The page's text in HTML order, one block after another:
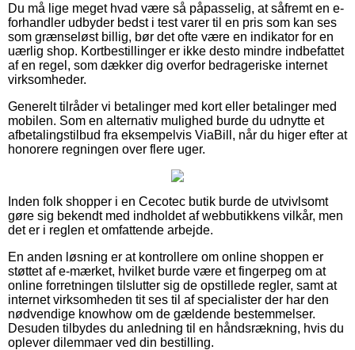
Du må lige meget hvad være så påpasselig, at såfremt en e-
forhandler udbyder bedst i test varer til en pris som kan ses
som grænseløst billig, bør det ofte være en indikator for en
uærlig shop. Kortbestillinger er ikke desto mindre indbefattet
af en regel, som dækker dig overfor bedrageriske internet
virksomheder.
Generelt tilråder vi betalinger med kort eller betalinger med
mobilen. Som en alternativ mulighed burde du udnytte et
afbetalingstilbud fra eksempelvis ViaBill, når du higer efter at
honorere regningen over flere uger.
Inden folk shopper i en Cecotec butik burde de utvivlsomt
gøre sig bekendt med indholdet af webbutikkens vilkår, men
det er i reglen et omfattende arbejde.
En anden løsning er at kontrollere om online shoppen er
støttet af e-mærket, hvilket burde være et fingerpeg om at
online forretningen tilslutter sig de opstillede regler, samt at
internet virksomheden tit ses til af specialister der har den
nødvendige knowhow om de gældende bestemmelser.
Desuden tilbydes du anledning til en håndsrækning, hvis du
oplever dilemmaer ved din bestilling.